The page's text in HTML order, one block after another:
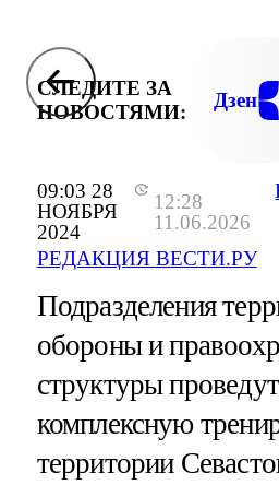
09:03 28
НОЯБРЯ
2024
12:28
11.06.2026
РЕДАКЦИЯ ВЕСТИ.РУ
СЛЕДИТЕ ЗА
НОВОСТЯМИ:
Дзен
Подразделения
обороны и
структуры
комплексную
территории